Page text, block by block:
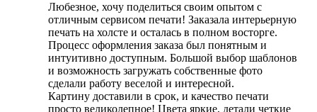
Любезное, хочу поделиться своим опытом с
отличным сервисом печати! Заказала интерьерную
печать на холсте и осталась в полном восторге.
Процесс оформления заказа был понятным и
интуитивно доступным. Большой выбор шаблонов
и возможность загружать собственные фото
сделали работу веселой и интересной.
Картину доставили в срок, и качество печати
просто великолепное! Цвета яркие, детали четкие